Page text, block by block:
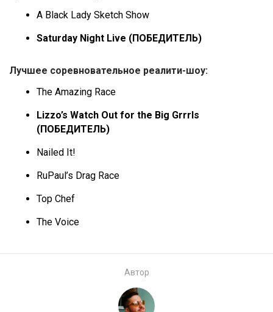
A Black Lady Sketch Show
Saturday Night Live (ПОБЕДИТЕЛЬ)
Лучшее соревновательное реалити-шоу:
The Amazing Race
Lizzo’s Watch Out for the Big Grrrls
(ПОБЕДИТЕЛЬ)
Nailed It!
RuPaul’s Drag Race
Top Chef
The Voice
Автор